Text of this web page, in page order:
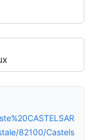
82100/Castels